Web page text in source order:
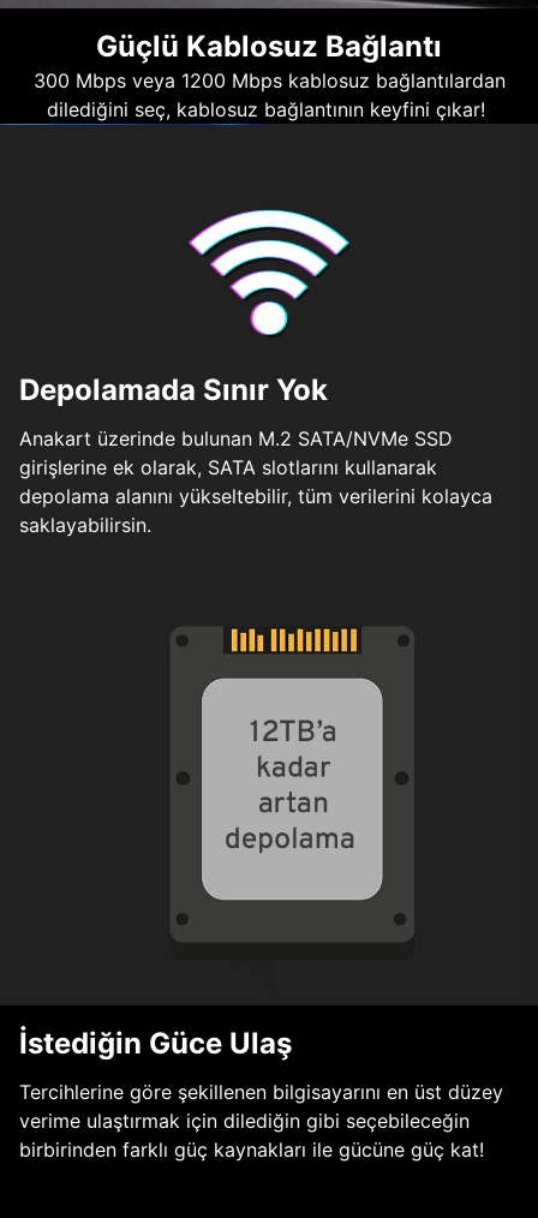
Güçlü Kablosuz Bağlantı
300 Mbps veya 1200 Mbps kablosuz bağlantılardan
dilediğini seç, kablosuz bağlantının keyfini çıkar!
Depolamada Sınır Yok
Anakart üzerinde bulunan M.2 SATA/NVMe SSD
girişlerine ek olarak, SATA slotlarını kullanarak
depolama alanını yükseltebilir, tüm verilerini kolayca
saklayabilirsin.
İstediğin Güce Ulaş
Tercihlerine göre şekillenen bilgisayarını en üst düzey
verime ulaştırmak için dilediğin gibi seçebileceğin
birbirinden farklı güç kaynakları ile gücüne güç kat!